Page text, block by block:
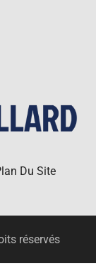
Du Site
réservés